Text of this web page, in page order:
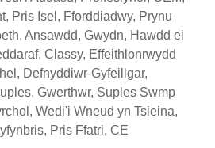
Pris Isel, Fforddiadwy, Prynu
Ansawdd, Gwydn, Hawdd ei
Classy, Effeithlonrwydd
Defnyddiwr-Gyfeillgar,
Gwerthwr, Suples Swmp
Wedi'i Wneud yn Tsieina,
Pris Ffatri, CE